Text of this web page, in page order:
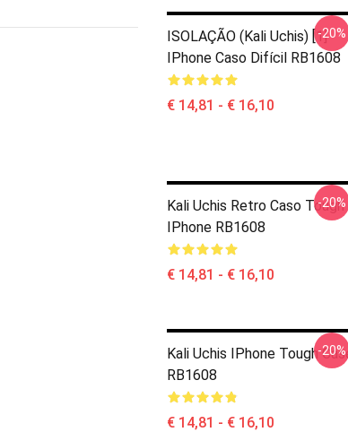
ISOLAÇÃO (Kali Uchis) [1]
IPhone Caso Difícil RB1608
€ 14,81 - € 16,10
-20%
Kali Uchis Retro Caso Tough
IPhone RB1608
€ 14,81 - € 16,10
-20%
Kali Uchis IPhone Tough
RB1608
€ 14,81 - € 16,10
-20%